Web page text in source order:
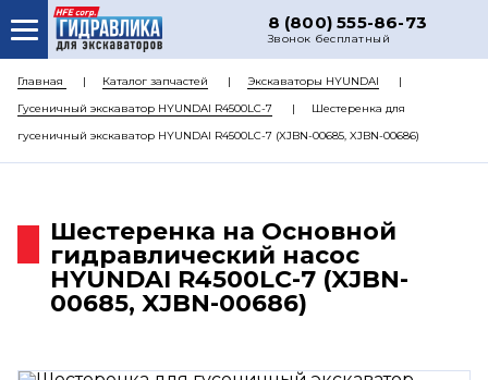
8 (800) 555-86-73
Звонок бесплатный
О НАС
КАТАЛОГ ЗАПЧАСТЕЙ
РЕМОНТ
ЦЕНЫ
КОНТАКТЫ
Главная Каталог запчастей
Экскаваторы HYUNDAI
Гусеничный экскаватор HYUNDAI R4500LC-7
Шестеренка для
гусеничный экскаватор HYUNDAI R4500LC-7 (XJBN-00685, XJBN-00686)
Шестеренка на Основной
гидравлический насос
HYUNDAI R4500LC-7 (XJBN-
00685, XJBN-00686)